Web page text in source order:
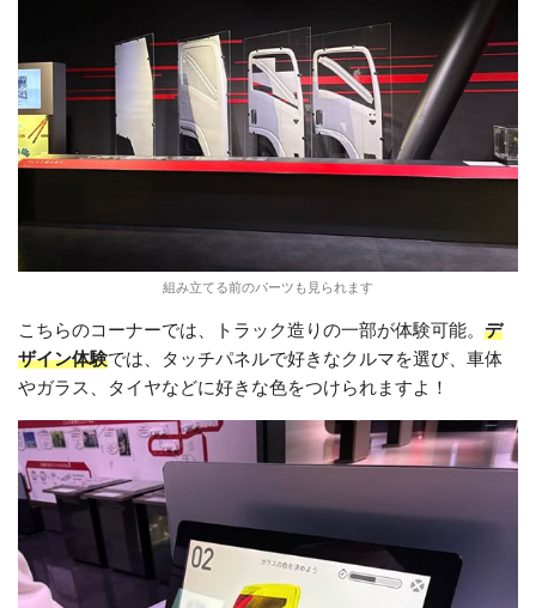
組み立てる前のパーツも見られます
こちらのコーナーでは、トラック造りの一部が体験可能。 デ
ザイン体験では、タッチパネルで好きなクルマを選び、車体
やガラス、タイヤなどに好きな色をつけられますよ！